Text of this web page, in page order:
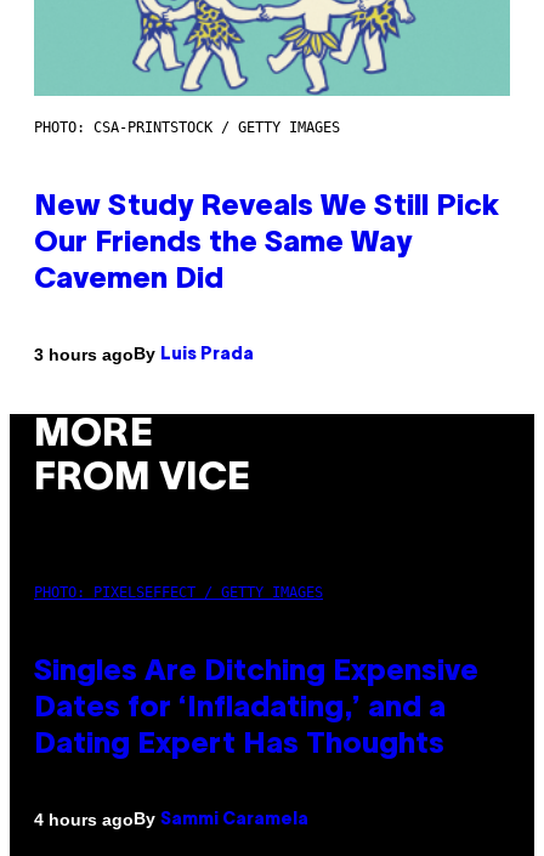
PHOTO: CSA-PRINTSTOCK / GETTY IMAGES
New Study Reveals We Still Pick
Our Friends the Same Way
Cavemen Did
3 hours agoBy Luis Prada
MORE
FROM VICE
PHOTO: PIXELSEFFECT / GETTY IMAGES
Singles Are Ditching Expensive
Dates for ‘Infladating,’ and a
Dating Expert Has Thoughts
4 hours agoBy Sammi Caramela